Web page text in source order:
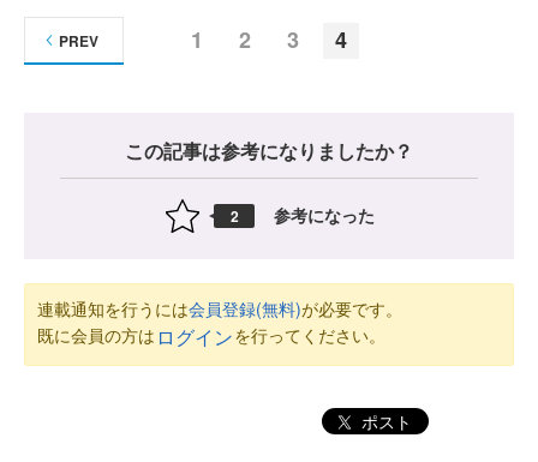
1 2 3 4
PREV
この記事は参考になりましたか？
2 参考になった
連載通知を行うには会員登録(無料)が必要です。
既に会員の方は ログインを行ってください。
ポスト